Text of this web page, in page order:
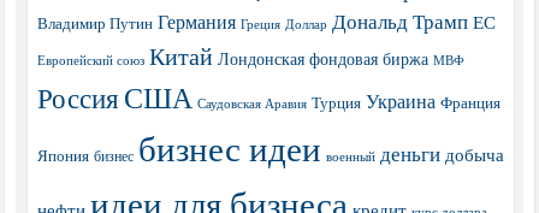
Владимир Путин Германия Греция Доллар Дональд Трамп ЕС
Европейский союз Китай Лондонская фондовая биржа МВФ
РоссияСША Саудовская Аравия Турция Украина Франция
Япония бизнес бизнес идеи военный деньги добыча
идеи для бизнеса